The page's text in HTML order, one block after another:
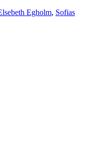
Egholm, Sofias